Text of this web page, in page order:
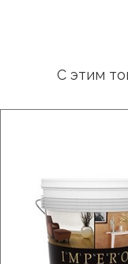
С этим